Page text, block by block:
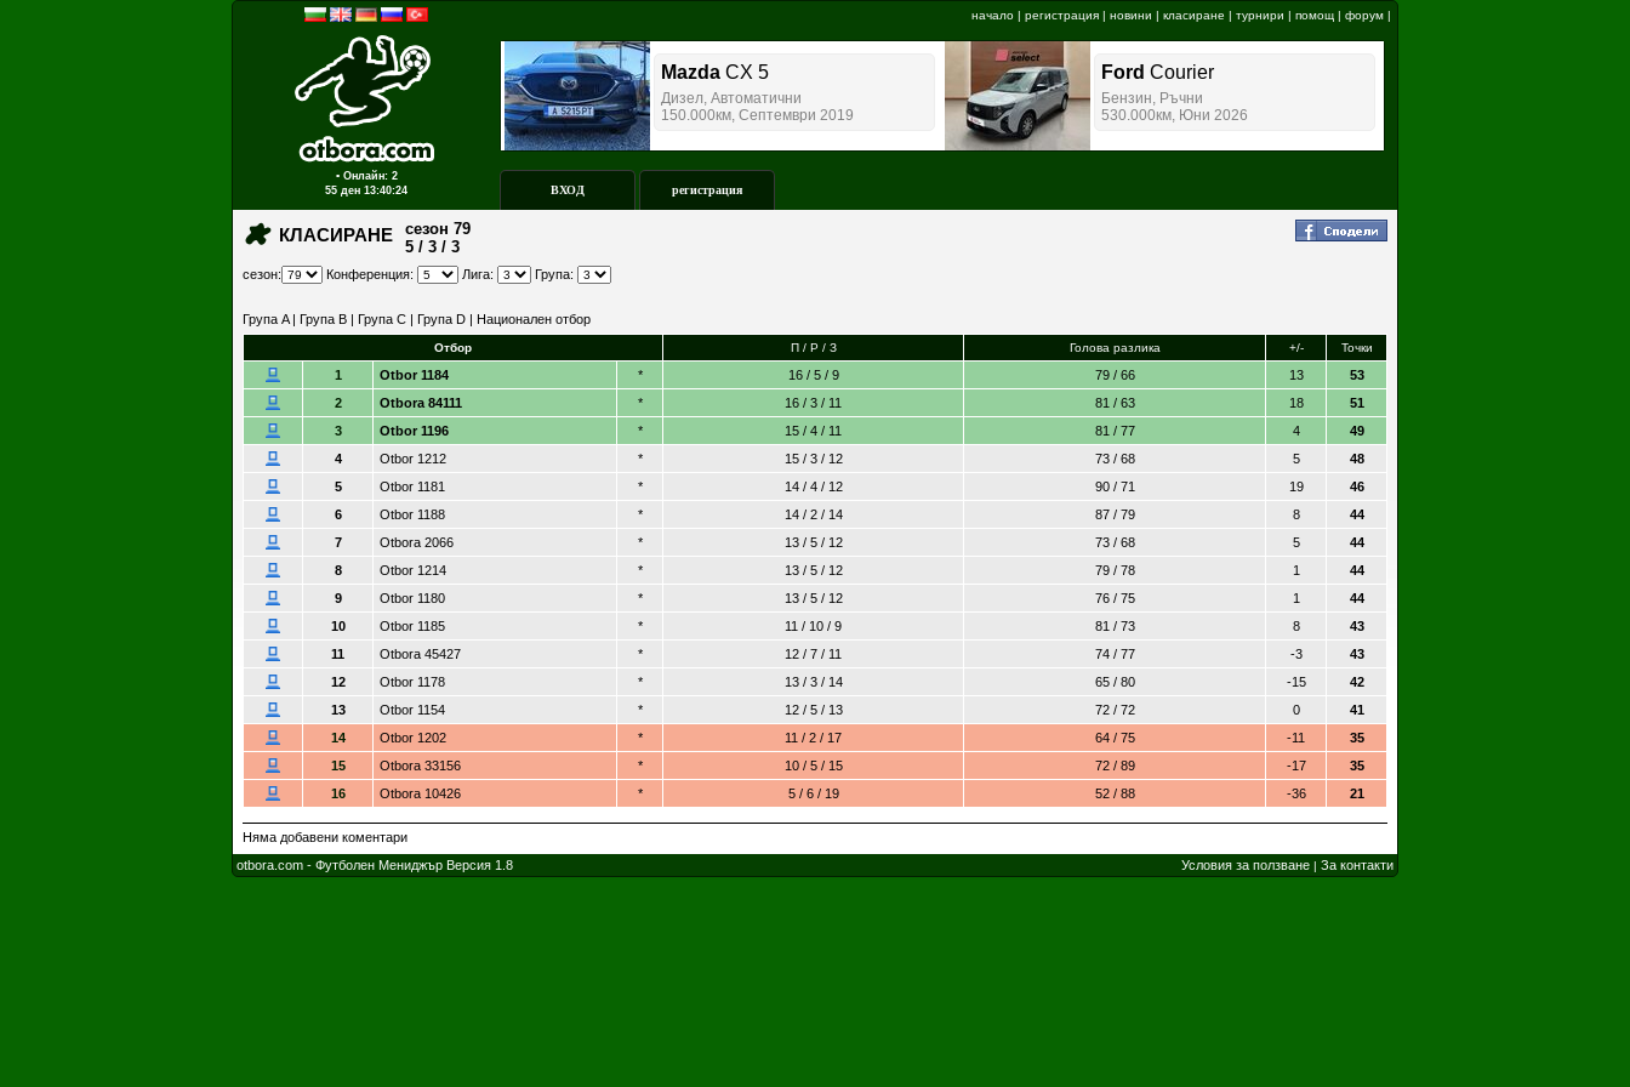
▪ Онлайн: 2
55 ден 13:40:24
начало | регистрация | новини | класиране | турнири | помощ | форум |
ВХОД регистрация
КЛАСИРАНЕ
сезон 79
5 / 3 / 3
сезон: Конференция: Лига: Група:
Група A| Група B | Група C | Група D | Национален отбор
Отбор П / Р / З Голова разлика +/- Точки
1 Otbor 1184 * 16 / 5 / 9 79 / 66 13
53
2
Otbora 84111 * 16 / 3 / 11 81 / 63 18
51
3
Otbor 1196 * 15 / 4 / 11 81 / 77 4
49
4
Otbor 1212 * 15 / 3 / 12 73 / 68 5
48
5
Otbor 1181 * 14 / 4 / 12 90 / 71 19
46
6
Otbor 1188 * 14 / 2 / 14 87 / 79 8
44
7
Otbora 2066 * 13 / 5 / 12 73 / 68 5
44
8
Otbor 1214 * 13 / 5 / 12 79 / 78 1
44
9
Otbor 1180 * 13 / 5 / 12 76 / 75 1
44
10
Otbor 1185 * 11 / 10 / 9 81 / 73 8
43
11
Otbora 45427 * 12 / 7 / 11 74 / 77 -3
43
12
Otbor 1178 * 13 / 3 / 14 65 / 80 -15
42
13
Otbor 1154 * 12 / 5 / 13 72 / 72 0
41
14
Otbor 1202 * 11 / 2 / 17 64 / 75 -11
35
15
Otbora 33156 * 10 / 5 / 15 72 / 89 -17
35
16
Otbora 10426 * 5 / 6 / 19 52 / 88 -36 21
Няма добавени коментари
otbora.com - Футболен Мениджър Версия 1.8
Условия за ползване | За контакти